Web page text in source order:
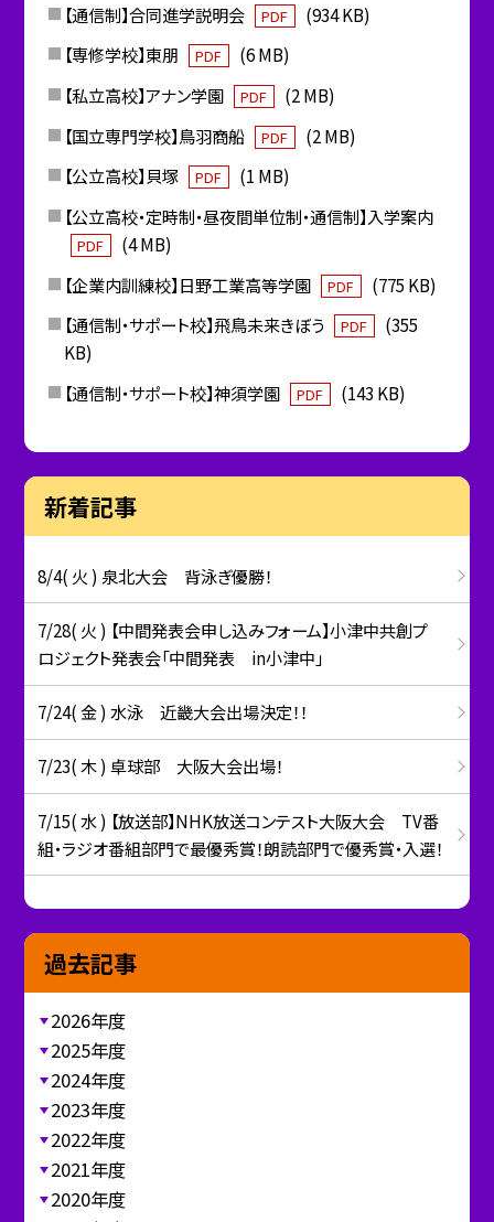
【通信制】合同進学説明会
PDF
(934 KB)
【専修学校】東朋
PDF
(6 MB)
【私立高校】アナン学園
PDF
(2 MB)
【国立専門学校】鳥羽商船
PDF
(2 MB)
【公立高校】貝塚
PDF
(1 MB)
【公立高校・定時制・昼夜間単位制・通信制】入学案内
PDF
(4 MB)
【企業内訓練校】日野工業高等学園
PDF
(775 KB)
【通信制・サポート校】飛鳥未来きぼう
PDF
(355
KB)
【通信制・サポート校】神須学園
PDF (143 KB)
新着記事
8/4( 火 ) 泉北大会 背泳ぎ優勝！
7/28( 火 ) 【中間発表会申し込みフォーム】小津中共創プ
ロジェクト発表会「中間発表 in小津中」
7/24( 金 ) 水泳 近畿大会出場決定！！
7/23( 木 ) 卓球部 大阪大会出場！
7/15( 水 ) 【放送部】NHK放送コンテスト大阪大会 TV番
組・ラジオ番組部門で最優秀賞！朗読部門で優秀賞・入選！
過去記事
2026年度
2025年度
2024年度
2023年度
2022年度
2021年度
2020年度